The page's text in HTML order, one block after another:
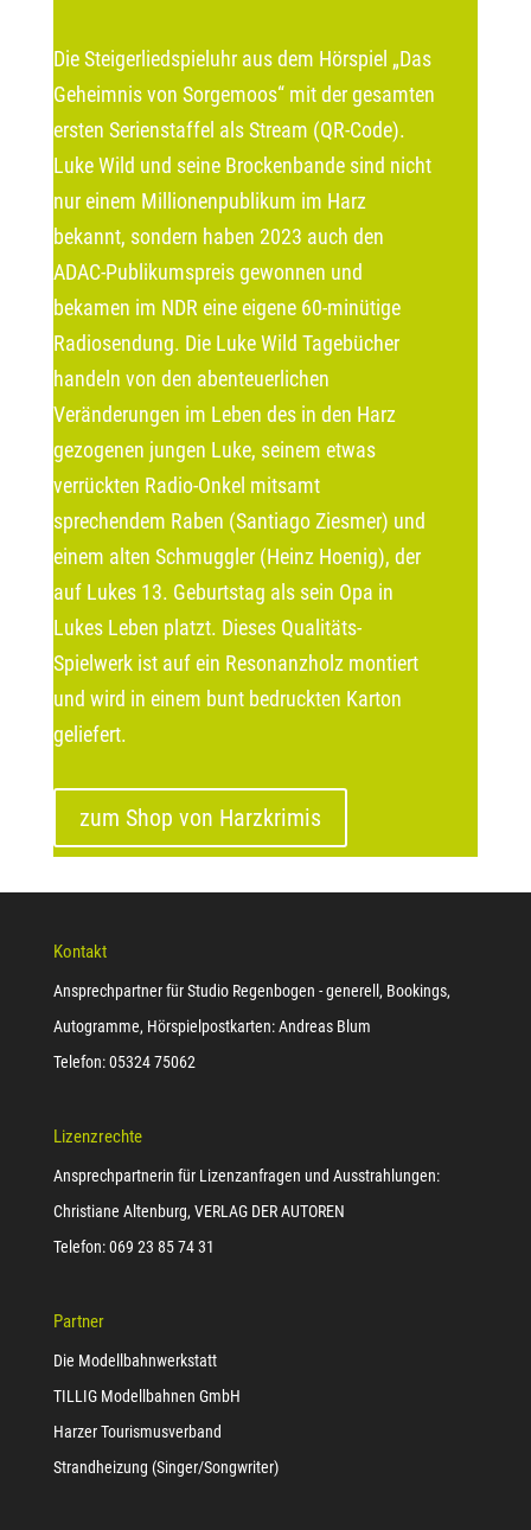
Die Steigerliedspieluhr aus dem Hörspiel „Das
Geheimnis von Sorgemoos“ mit der gesamten
ersten Serienstaffel als Stream (QR-Code).
Luke Wild und seine Brockenbande sind nicht
nur einem Millionenpublikum im Harz
bekannt, sondern haben 2023 auch den
ADAC-Publikumspreis gewonnen und
bekamen im NDR eine eigene 60-minütige
Radiosendung. Die Luke Wild Tagebücher
handeln von den abenteuerlichen
Veränderungen im Leben des in den Harz
gezogenen jungen Luke, seinem etwas
verrückten Radio-Onkel mitsamt
sprechendem Raben (Santiago Ziesmer) und
einem alten Schmuggler (Heinz Hoenig), der
auf Lukes 13. Geburtstag als sein Opa in
Lukes Leben platzt. Dieses Qualitäts-
Spielwerk ist auf ein Resonanzholz montiert
und wird in einem bunt bedruckten Karton
geliefert.
zum Shop von Harzkrimis
Kontakt
Ansprechpartner für Studio Regenbogen - generell, Bookings,
Autogramme, Hörspielpostkarten: Andreas Blum
Telefon: 05324 75062
Lizenzrechte
Ansprechpartnerin für Lizenzanfragen und Ausstrahlungen:
Christiane Altenburg, VERLAG DER AUTOREN
Telefon: 069 23 85 74 31
Partner
Die Modellbahnwerkstatt
TILLIG Modellbahnen GmbH
Harzer Tourismusverband
Strandheizung (Singer/Songwriter)